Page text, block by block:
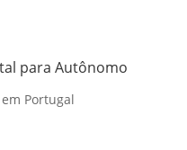
para Autônomo
Portugal